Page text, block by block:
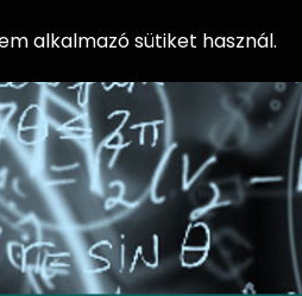
alkalmazó sütiket használ.